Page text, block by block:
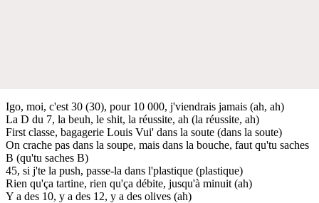
Igo, moi, c'est 30 (30), pour 10 000, j'viendrais jamais (ah, ah)
La D du 7, la beuh, le shit, la réussite, ah (la réussite, ah)
First classe, bagagerie Louis Vui' dans la soute (dans la soute)
On crache pas dans la soupe, mais dans la bouche, faut qu'tu saches
B (qu'tu saches B)
45, si j'te la push, passe-la dans l'plastique (plastique)
Rien qu'ça tartine, rien qu'ça débite, jusqu'à minuit (ah)
Y a des 10, y a des 12, y a des olives (ah)